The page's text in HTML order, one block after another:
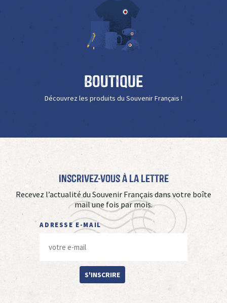
Boutique
Découvrez les produits du Souvenir Français !
Inscrivez-vous à La Lettre
Recevez l’actualité du Souvenir Français dans votre boîte
mail une fois par mois.
ADRESSE E-MAIL
S'INSCRIRE